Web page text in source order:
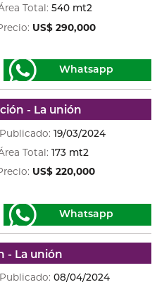
Total: 540 mt2
US$ 290,000
Whatsapp
- La unión
Publicado: 19/03/2024
Total: 173 mt2
US$ 220,000
Whatsapp
- La unión
Publicado: 08/04/2024